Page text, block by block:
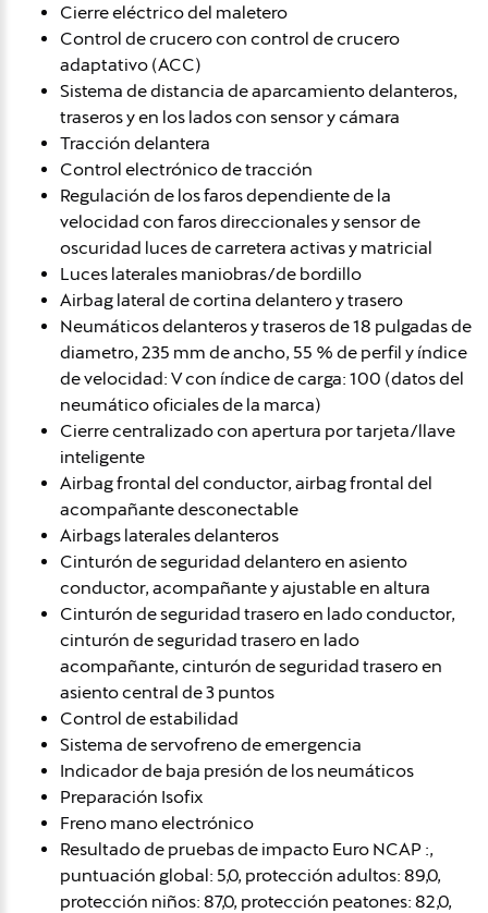
Cierre eléctrico del maletero
Control de crucero con control de crucero
adaptativo (ACC)
Sistema de distancia de aparcamiento delanteros,
traseros y en los lados con sensor y cámara
Tracción delantera
Control electrónico de tracción
Regulación de los faros dependiente de la
velocidad con faros direccionales y sensor de
oscuridad luces de carretera activas y matricial
Luces laterales maniobras/de bordillo
Airbag lateral de cortina delantero y trasero
Neumáticos delanteros y traseros de 18 pulgadas de
diametro, 235 mm de ancho, 55 % de perfil y índice
de velocidad: V con índice de carga: 100 (datos del
neumático oficiales de la marca)
Cierre centralizado con apertura por tarjeta/llave
inteligente
Airbag frontal del conductor, airbag frontal del
acompañante desconectable
Airbags laterales delanteros
Cinturón de seguridad delantero en asiento
conductor, acompañante y ajustable en altura
Cinturón de seguridad trasero en lado conductor,
cinturón de seguridad trasero en lado
acompañante, cinturón de seguridad trasero en
asiento central de 3 puntos
Control de estabilidad
Sistema de servofreno de emergencia
Indicador de baja presión de los neumáticos
Preparación Isofix
Freno mano electrónico
Resultado de pruebas de impacto Euro NCAP :,
puntuación global: 5,0, protección adultos: 89,0,
protección niños: 87,0, protección peatones: 82,0,